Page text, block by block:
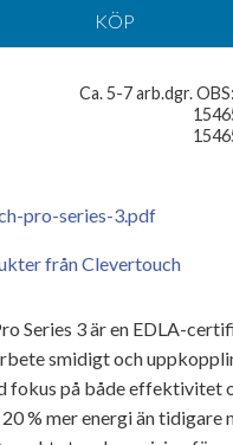
KÖP
Ca. 5-7 arb.dgr.
pro-series-3.pdf
från Clevertouch
Series 3 är en EDLA-
smidigt och
fokus på både effektivitet
% mer energi än tidigare